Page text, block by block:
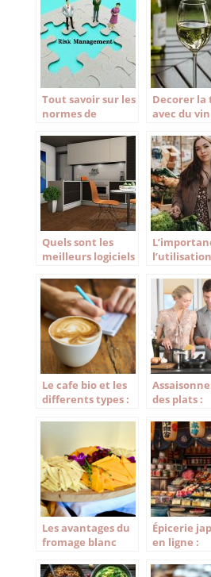
parfaits !
Tout savoir sur les
normes de
Decorer la
avec du
Quels sont les
meilleurs logiciels
gratuit de 2021 ?
pour un
restaurant
Le cafe bio et les
differents types :
des plats :
choisir vos
?
Les avantages du
fromage blanc
Épicerie
en ligne :
trésors